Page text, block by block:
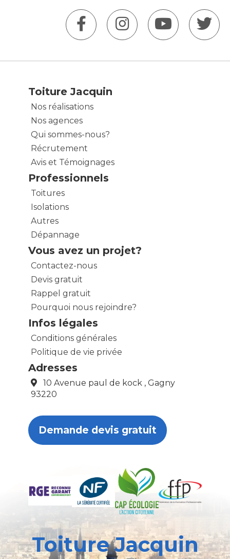
Toiture Jacquin
Nos réalisations
Nos agences
Qui sommes-nous?
Récrutement
Avis et Témoignages
Professionnels
Toitures
Isolations
Autres
Dépannage
Vous avez un projet?
Contactez-nous
Devis gratuit
Rappel gratuit
Pourquoi nous rejoindre?
Infos légales
Conditions générales
Politique de vie privée
Adresses
10 Avenue paul de kock , Gagny
93220
Demande devis gratuit
Toiture Jacquin